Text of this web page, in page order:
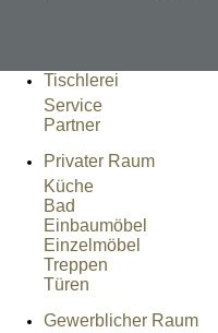
Tischlerei
Service
Partner
Privater Raum
Küche
Bad
Einbaumöbel
Einzelmöbel
Treppen
Türen
Gewerblicher Raum